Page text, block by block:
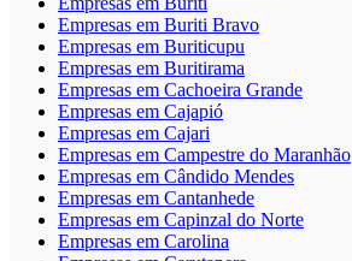
Empresas em Buriti Bravo
Empresas em Buriticupu
Empresas em Buritirama
Empresas em Cachoeira Grande
Empresas em Cajapió
Empresas em Cajari
Empresas em Campestre do Maranhão
Empresas em Cândido Mendes
Empresas em Cantanhede
Empresas em Capinzal do Norte
Empresas em Carolina